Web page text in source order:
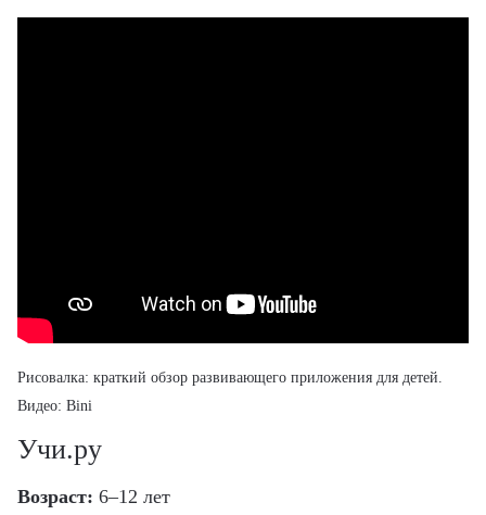
Рисовалка: краткий обзор развивающего приложения для детей
Видео: Bini
Учи.ру
Возраст: 6–12 лет